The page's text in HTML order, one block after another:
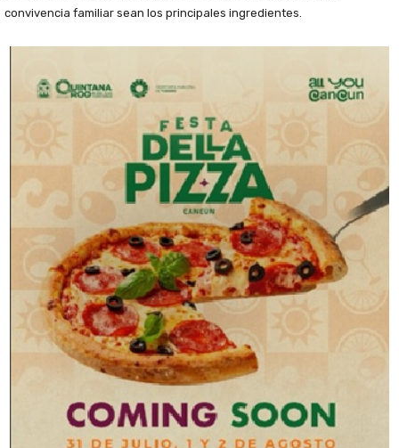
convivencia familiar sean los principales ingredientes.